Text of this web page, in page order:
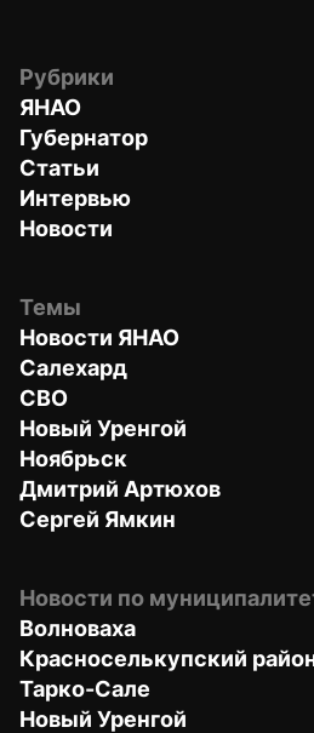
Рубрики
ЯНАО
Губернатор
Статьи
Интервью
Новости
Темы
Новости ЯНАО
Салехард
СВО
Новый Уренгой
Ноябрьск
Дмитрий Артюхов
Сергей Ямкин
Новости по
Волноваха
Красноселькупский
Тарко-Сале
Новый Уренгой